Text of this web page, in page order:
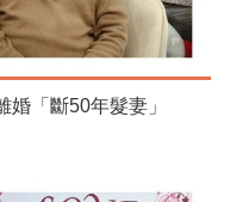
婚「斷50年髮妻」